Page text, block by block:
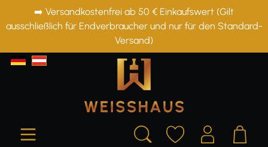
springen
➡️ Versandkostenfrei ab 50 € Einkaufswert (Gilt
ausschließlich für Endverbraucher und nur für den Standard-
Versand)